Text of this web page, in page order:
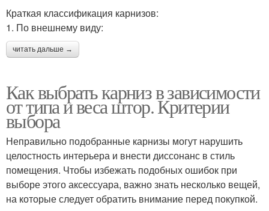
Краткая классификация карнизов:
1. По внешнему виду:
читать дальше →
Как выбрать карниз в зависимости
от типа и веса штор. Критерии
выбора
Неправильно подобранные карнизы могут нарушить
целостность интерьера и внести диссонанс в стиль
помещения. Чтобы избежать подобных ошибок при
выборе этого аксессуара, важно знать несколько вещей,
на которые следует обратить внимание перед покупкой.